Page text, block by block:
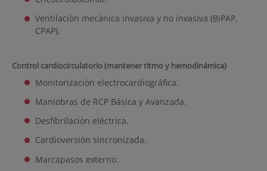
Ventilación mecánica invasiva y no invasiva (BiPAP,
CPAP).
Control cardiocirculatorio (mantener ritmo y hemodinámica)
Monitorización electrocardiográfica.
Maniobras de RCP Básica y Avanzada.
Desfibrilación eléctrica.
Cardioversión sincronizada.
Marcapasos externo.